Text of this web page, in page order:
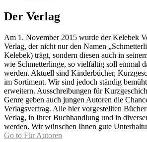
Der Verlag
Am 1. November 2015 wurde der Kelebek
Verlag, der nicht nur den Namen
Kelebek) trägt, sondern diesen auch in
wie Schmetterlinge, so vielfältig soll einmal
werden. Aktuell sind Kinderbücher,
im Sortiment. Wir sind jedoch ständig
erweitern. Ausschreibungen für
Genre geben auch jungen Autoren die
Verlagsvertrag. Alle hier vorgestellten
Verlag, in Ihrer Buchhandlung und in
werden. Wir wünschen Ihnen gute
Go to Für Autoren